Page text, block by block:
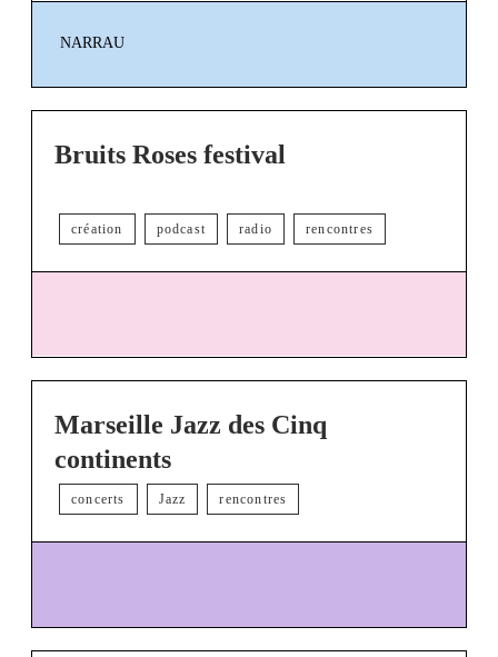
NARRAU
Bruits Roses festival
création podcast radio rencontres
Marseille Jazz des Cinq
continents
concerts Jazz rencontres